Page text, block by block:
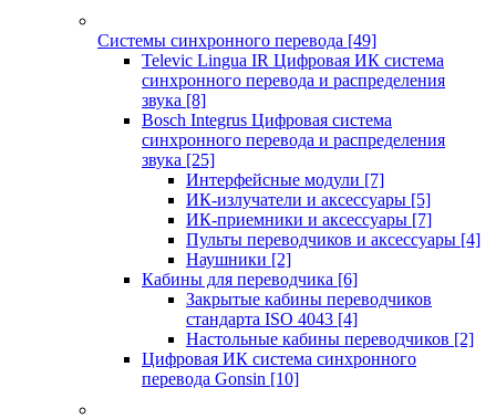
Системы синхронного перевода [49]
Televic Lingua IR Цифровая ИК система
синхронного перевода и распределения
звука [8]
Bosch Integrus Цифровая система
синхронного перевода и распределения
звука [25]
Интерфейсные модули [7]
ИК-излучатели и аксессуары [5]
ИК-приемники и аксессуары [7]
Пульты переводчиков и аксессуары [4]
Наушники [2]
Кабины для переводчика [6]
Закрытые кабины переводчиков
стандарта ISO 4043 [4]
Настольные кабины переводчиков [2]
Цифровая ИК система синхронного
перевода Gonsin [10]